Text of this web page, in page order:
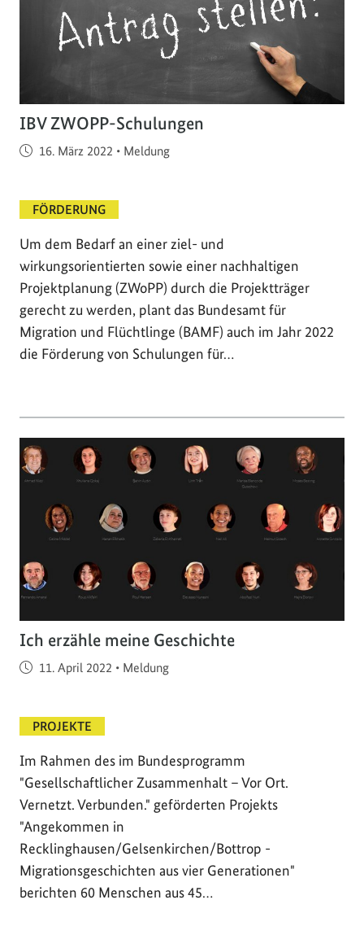
IBV ZWOPP-Schulungen
Veröffentlicht am
16. März 2022 • Meldung
FÖRDERUNG
Um dem Bedarf an einer ziel- und
wirkungsorientierten sowie einer nachhaltigen
Projektplanung (ZWoPP) durch die Projektträger
gerecht zu werden, plant das Bundesamt für
Migration und Flüchtlinge (BAMF) auch im Jahr 2022
die Förderung von Schulungen für…
Ich erzähle meine Geschichte
Veröffentlicht am
11. April 2022 • Meldung
PROJEKTE
Im Rahmen des im Bundesprogramm
"Gesellschaftlicher Zusammenhalt – Vor Ort.
Vernetzt. Verbunden." geförderten Projekts
"Angekommen in
Recklinghausen/Gelsenkirchen/Bottrop -
Migrationsgeschichten aus vier Generationen"
berichten 60 Menschen aus 45…